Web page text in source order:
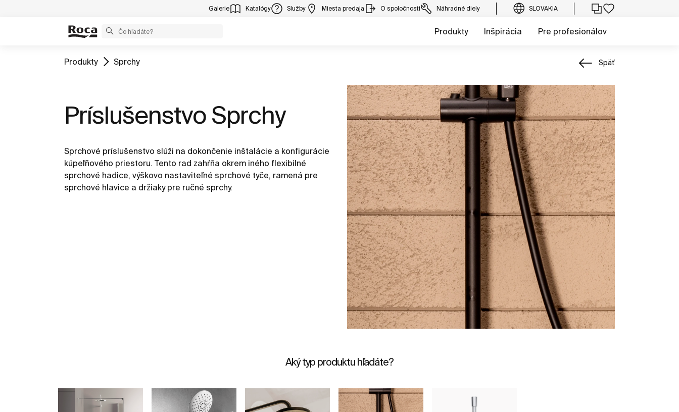
Galerie Katalógy Služby Miesta predaja O spoločnosti Náhradné diely SLOVAKIA
Produkty Inšpirácia Pre profesionálov
Produkty Sprchy Späť
Príslušenstvo Sprchy
Sprchové príslušenstvo slúži na dokončenie inštalácie a konfigurácie
kúpeľňového priestoru. Tento rad zahŕňa okrem iného flexibilné
sprchové hadice, výškovo nastaviteľné sprchové tyče, ramená pre
sprchové hlavice a držiaky pre ručné sprchy.
Aký typ produktu hľadáte?